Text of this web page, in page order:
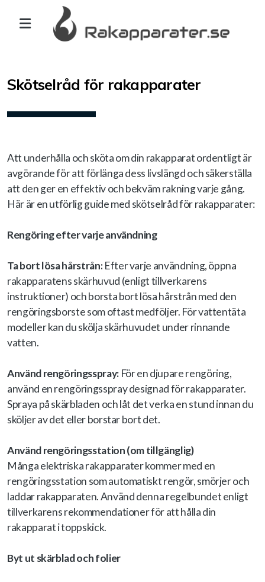
Skötselråd för rakapparater
Att underhålla och sköta om din rakapparat ordentligt är
avgörande för att förlänga dess livslängd och säkerställa
att den ger en effektiv och bekväm rakning varje gång.
Här är en utförlig guide med skötselråd för rakapparater:
Rengöring efter varje användning
Ta bort lösa hårstrån: Efter varje användning, öppna
rakapparatens skärhuvud (enligt tillverkarens
instruktioner) och borsta bort lösa hårstrån med den
rengöringsborste som oftast medföljer. För vattentäta
modeller kan du skölja skärhuvudet under rinnande
vatten.
Använd rengöringsspray:För en djupare rengöring,
använd en rengöringsspray designad för rakapparater.
Spraya på skärbladen och låt det verka en stund innan du
sköljer av det eller borstar bort det.
Använd rengöringsstation (om tillgänglig)
Många elektriska rakapparater kommer med en
rengöringsstation som automatiskt rengör, smörjer och
laddar rakapparaten. Använd denna regelbundet enligt
tillverkarens rekommendationer för att hålla din
rakapparat i toppskick.
Byt ut skärblad och folier